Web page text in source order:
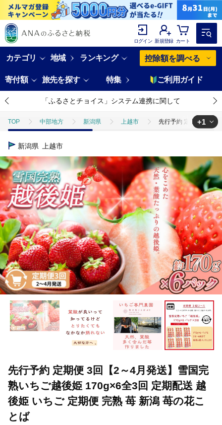
ログイン 新規登録 カート
カテゴリ 地域 ランキング 控除額を調べる
寄付額 旅先を探す 特集 ご利用ガイド
「ふるさとチョイス」システム連携に関して
TOP 中部地方 新潟県 上越市 先行予約 定期便 3回【
TOP
+1
新潟県 上越市
先行予約 定期便 3回【2～4月発送】雪国完
熟いちご越後姫 170g×6全3回 定期配送 越
後姫 いちご 定期便 完熟 苺 新潟 苺の花こ
とば